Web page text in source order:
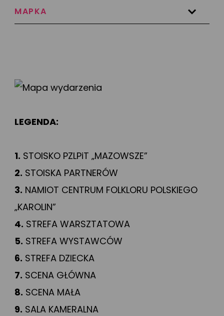
MAPKA
WYKONAWCY
PARTNERZY
DOJAZD
LEGENDA:
1. STOISKO PZLPiT „MAZOWSZE”
2. STOISKA PARTNERÓW
3. NAMIOT CENTRUM FOLKLORU POLSKIEGO
„KAROLIN”
4. STREFA WARSZTATOWA
5. STREFA WYSTAWCÓW
6. STREFA DZIECKA
7. SCENA GŁÓWNA
8. SCENA MAŁA
9. SALA KAMERALNA